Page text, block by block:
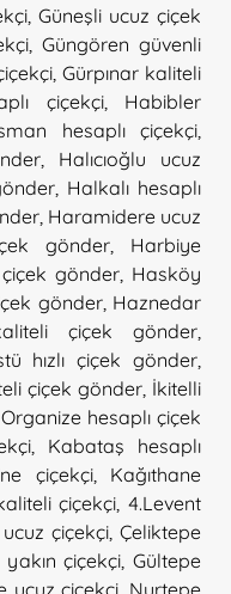
Güneşli ucuz çiçek
Güngören güvenli
, Gürpınar kaliteli
çiçekçi, Habibler
hesaplı çiçekçi
Halıcıoğlu ucuz
Halkalı hesaplı
Haramidere ucuz
gönder
Harbiye
gönder Hasköy
gönder, Haznedar
çiçek gönder
hızlı çiçek gönder
çiçek gönder, İkitelli
hesaplı çiçek
, Kabataş hesaplı
çiçekçi, Kağıthane
çiçekçi ,4.Levent
çiçekçi Çeliktepe
çiçekçi ,Gültepe
ucuz çiçekçi Nurtepe